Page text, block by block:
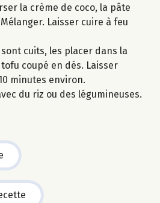
la crème de coco, la pâte
Laisser cuire à feu
cuits, les placer dans la
coupé en dés. Laisser
minutes environ.
du riz ou des légumineuses.